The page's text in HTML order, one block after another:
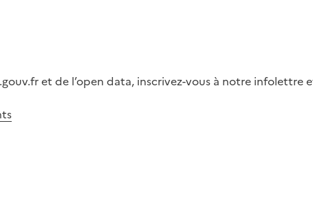
et de l’open data, inscrivez-vous à notre infolettre